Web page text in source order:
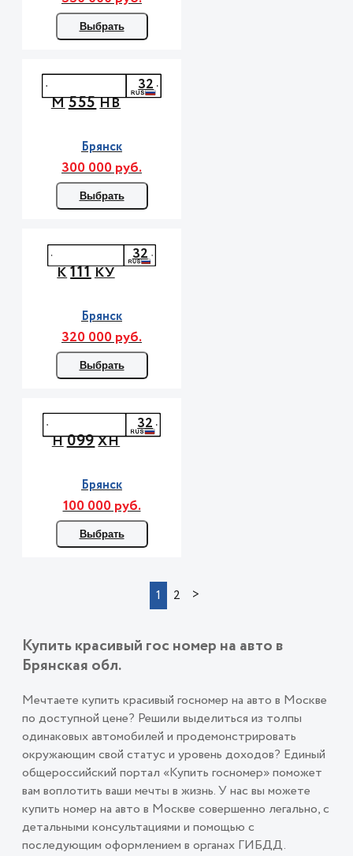
Выбрать
М555НВ
32
Брянск
300 000 руб.
Выбрать
К111КУ
32
Брянск
320 000 руб.
Выбрать
Н099ХН
32
Брянск
100 000 руб.
Выбрать
1 2 >
Купить красивый гос номер на авто в
Брянская обл.
Мечтаете купить красивый госномер на авто в Москве
по доступной цене? Решили выделиться из толпы
одинаковых автомобилей и продемонстрировать
окружающим свой статус и уровень доходов? Единый
общероссийский портал «Купить госномер» поможет
вам воплотить ваши мечты в жизнь. У нас вы можете
купить номер на авто в Москве совершенно легально, с
детальными консультациями и помощью с
последующим оформлением в органах ГИБДД.